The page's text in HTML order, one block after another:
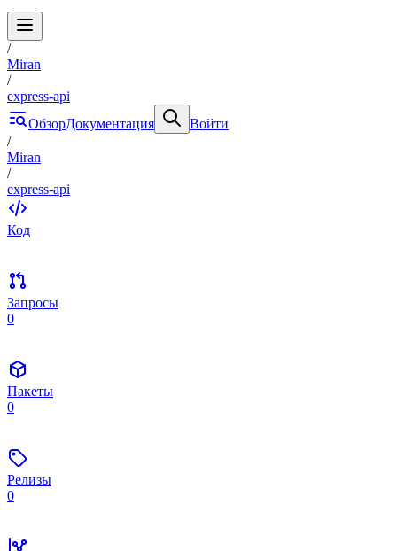
/
Miran
/
express-api
ОбзорДокументация
Войти
/
Miran
/
express-api
Код
Запросы
0
Пакеты
0
Релизы
0